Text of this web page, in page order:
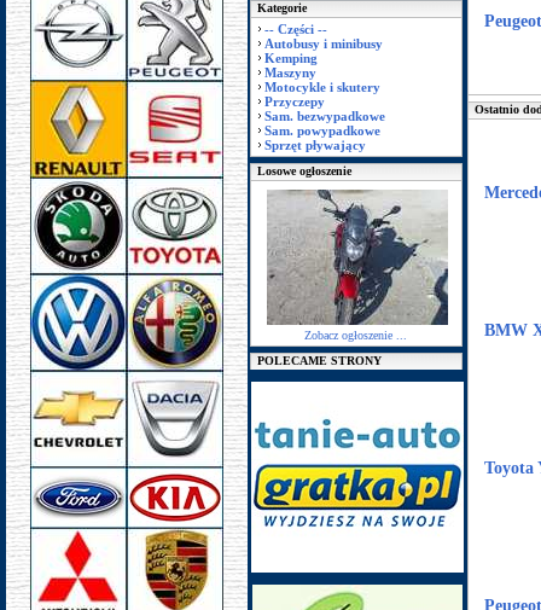
Kategorie
-- Części --
Autobusy i minibusy
Kemping
Maszyny
Motocykle i skutery
Przyczepy
Sam. bezwypadkowe
Sam. powypadkowe
Sprzęt pływający
Losowe ogłoszenie
Zobacz ogłoszenie ...
POLECAME STRONY
Ostatnio
BMW
Toyota